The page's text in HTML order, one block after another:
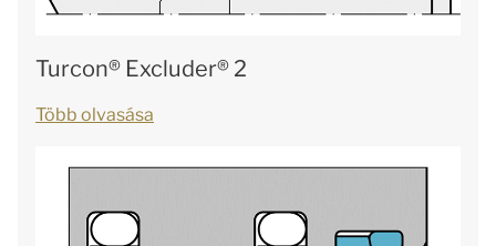
Turcon® Excluder® 2
Több olvasása